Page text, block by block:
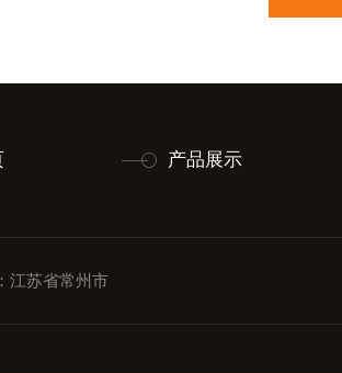
产品展示
江苏省常州市